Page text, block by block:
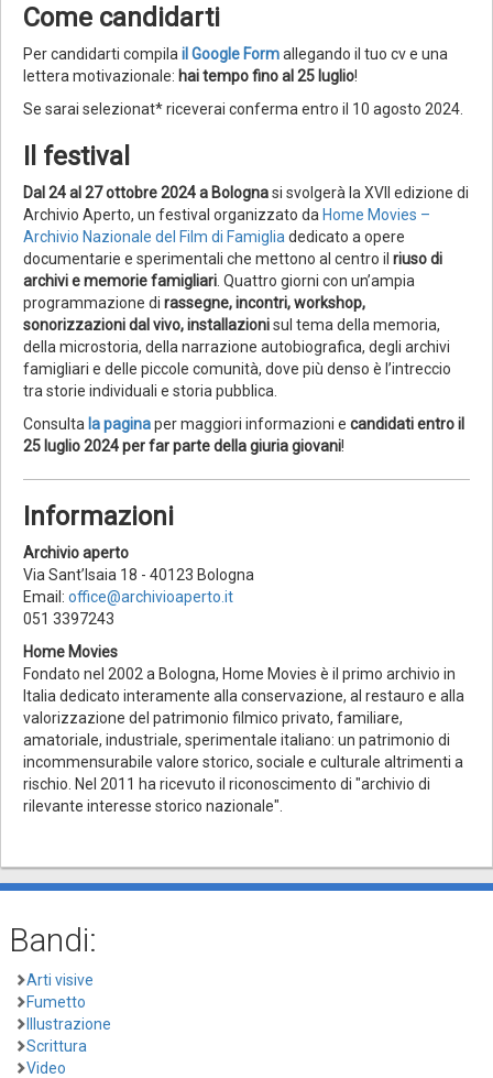
Come candidarti
Per candidarti compila il Google Formallegando il tuo cv e una
lettera motivazionale: hai tempo fino al 25 luglio!
Se sarai selezionat* riceverai conferma entro il 10 agosto 2024.
Il festival
Dal 24 al 27 ottobre 2024 a Bolognasi svolgerà la XVII edizione di
Archivio Aperto, un festival organizzato da Home Movies –
Archivio Nazionale del Film di Famiglia dedicato a opere
documentarie e sperimentali che mettono al centro il riuso di
archivi e memorie famigliari . Quattro giorni con un’ampia
programmazione di rassegne, incontri, workshop,
sonorizzazioni dal vivo, installazionisul tema della memoria,
della microstoria, della narrazione autobiografica, degli archivi
famigliari e delle piccole comunità, dove più denso è l’intreccio
tra storie individuali e storia pubblica.
Consulta la paginaper maggiori informazioni e candidati entro il
25 luglio 2024 per far parte della giuria giovani!
Informazioni
Archivio aperto
Via Sant’Isaia 18 - 40123 Bologna
Email: office@archivioaperto.it
051 3397243
Home Movies
Fondato nel 2002 a Bologna, Home Movies è il primo archivio in
Italia dedicato interamente alla conservazione, al restauro e alla
valorizzazione del patrimonio filmico privato, familiare,
amatoriale, industriale, sperimentale italiano: un patrimonio di
incommensurabile valore storico, sociale e culturale altrimenti a
rischio. Nel 2011 ha ricevuto il riconoscimento di "archivio di
rilevante interesse storico nazionale".
Bandi:
Arti visive
Fumetto
Illustrazione
Scrittura
Video